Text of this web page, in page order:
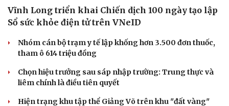
Vĩnh Long triển khai Chiến dịch 100 ngày tạo lập
Sổ sức khỏe điện tử trên VNeID
Nhóm cán bộ trạm y tế lập khống hơn 3.500 đơn thuốc,
tham ô 614 triệu đồng
Chọn hiệu trưởng sau sáp nhập trường: Trung thực và
liêm chính là điều tiên quyết
Hiện trạng khu tập thể Giảng Võ trên khu "đất vàng"